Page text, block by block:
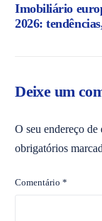
Imobiliário
2026:
Deixe um
O seu endereço
obrigatórios
Comentário*